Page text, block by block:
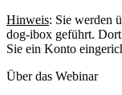
Hinweis: Sie werden
dog-ibox geführt.
Sie ein Konto
Über das Webinar